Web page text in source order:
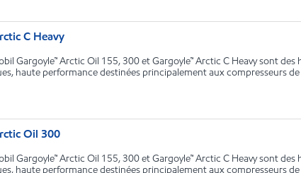
C Heavy
Gargoyle™ Arctic Oil 155, 300 et Gargoyle™ Arctic C Heavy sont des
haute performance destinées principalement aux compresseurs
Oil 300
Gargoyle™ Arctic Oil 155, 300 et Gargoyle™ Arctic C Heavy sont des
haute performance destinées principalement aux compresseurs